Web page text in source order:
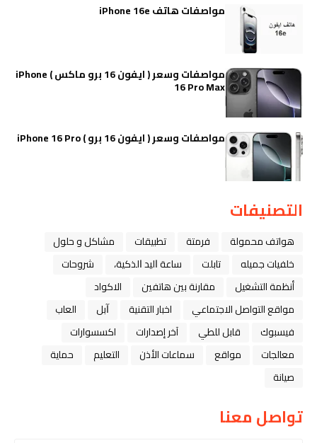
مواصفات هاتف iPhone 16e
مواصفات وسعر ( ايفون 16 برو ماكس ) iPhone
16 Pro Max
مواصفات وسعر ( ايفون 16 برو ) iPhone 16 Pro
التصنيفات
هواتف محمولة فرمتة تطبيقات
مشاكل و حلول
خلفيات جميله
تابلت ﺳﺎﻋﺔ ﺍﻟﻴﺪ ﺍﻟﺬﻛﻴﺔ،
شروحات
أنظمة التشغيل
مقارنة بين هاتفين
الاكواد
مواقع التواصل الاجتماعي
اخبار التقنية ﺁﺑﻞ
العاب
فيسبوك
قابل للطي آخر إصدارات
اكسسوارات
معالجات
مواقع سماعات الأذن التعليم
حماية
صيانة
تواصل معنا